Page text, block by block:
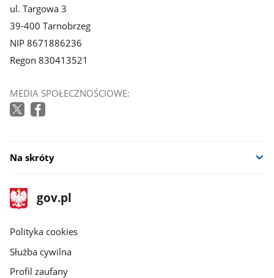
ul. Targowa 3
39-400 Tarnobrzeg
NIP 8671886236
Regon 830413521
MEDIA SPOŁECZNOŚCIOWE:
Na skróty
stopka
gov.pl
Strona
gov.pl
gov.pl
Polityka cookies
Służba cywilna
Profil zaufany